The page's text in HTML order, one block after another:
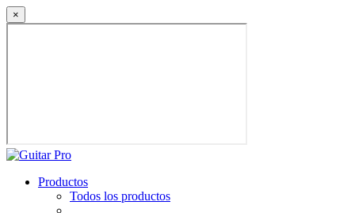
×
Productos
Todos los productos